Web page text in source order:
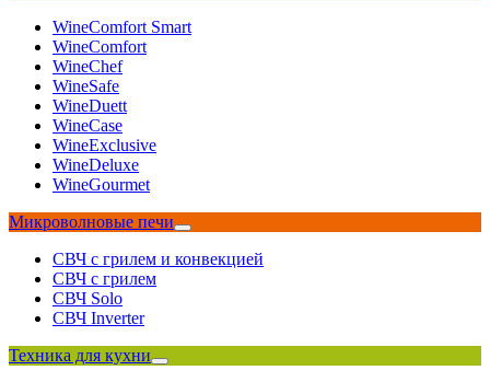
WineComfort Smart
WineComfort
WineChef
WineSafe
WineDuett
WineCase
WineExclusive
WineDeluxe
WineGourmet
Микроволновые печи
СВЧ с грилем и конвекцией
СВЧ с грилем
СВЧ Solo
СВЧ Inverter
Техника для кухни